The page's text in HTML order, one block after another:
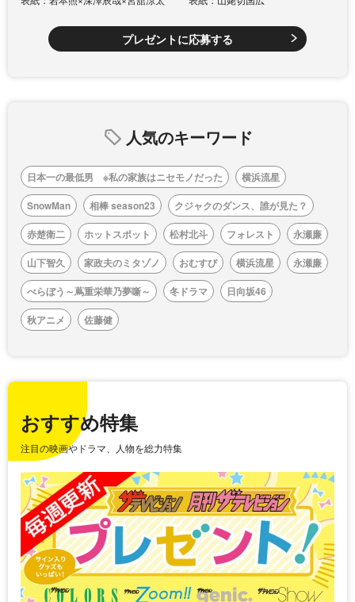
プレゼントに応募する
人気のキーワード
日本一の最低男 ※私の家族はニセモノだった
横浜流星
SnowMan
相棒 season23
クジャクのダンス、誰が見た？
赤楚衛二
ホットスポット 松村北斗 フォレスト
永瀬廉
山下智久
家政夫のミタゾノ おむすび 横浜流星
永瀬廉
べらぼう～蔦重栄華乃夢噺～
冬ドラマ
日向坂46
秋アニメ
佐藤健
おすすめ特集
注目の映画やドラマ、人物を総力特集